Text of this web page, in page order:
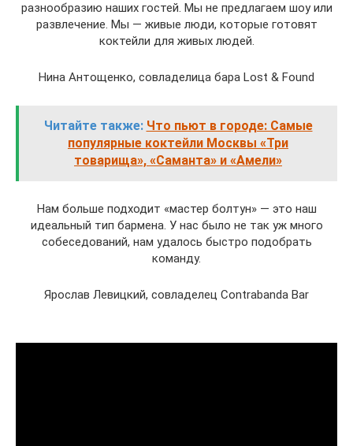
разнообразию наших гостей. Мы не предлагаем шоу или
развлечение. Мы — живые люди, которые готовят
коктейли для живых людей.
Нина Антощенко, совладелица бара Lost & Found
Читайте также: Что пьют в городе: Самые
популярные коктейли Москвы «Три
товарища», «Саманта» и «Амели»
Нам больше подходит «мастер болтун» — это наш
идеальный тип бармена. У нас было не так уж много
собеседований, нам удалось быстро подобрать
команду.
Ярослав Левицкий, совладелец Contrabanda Bar